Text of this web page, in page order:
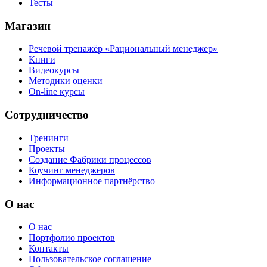
Тесты
Магазин
Речевой тренажёр «Рациональный менеджер»
Книги
Видеокурсы
Методики оценки
On-line курсы
Сотрудничество
Тренинги
Проекты
Создание Фабрики процессов
Коучинг менеджеров
Информационное партнёрство
О нас
О нас
Портфолио проектов
Контакты
Пользовательское соглашение